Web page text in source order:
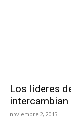
Los líderes
intercambian
noviembre 2, 2017